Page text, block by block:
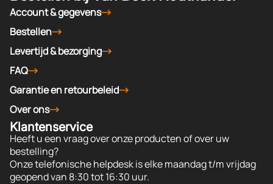
Account & gegevens
Bestellen
Levertijd & bezorging
FAQ
Garantie en retourbeleid
Over ons
Klantenservice
Heeft u een vraag over onze producten of over uw
bestelling?
Onze telefonische helpdesk is elke maandag t/m vrijdag
geopend van 8:30 tot 16:30 uur.